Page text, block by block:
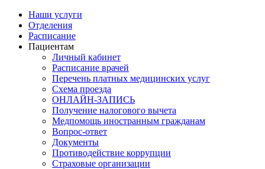
Наши услуги
Отделения
Расписание
Пациентам
Личный кабинет
Расписание врачей
Перечень платных медицинских услуг
Схема проезда
ОНЛАЙН-ЗАПИСЬ
Получение налогового вычета
Медпомощь иностранным гражданам
Вопрос-ответ
Документы
Противодействие коррупции
Страховые организации